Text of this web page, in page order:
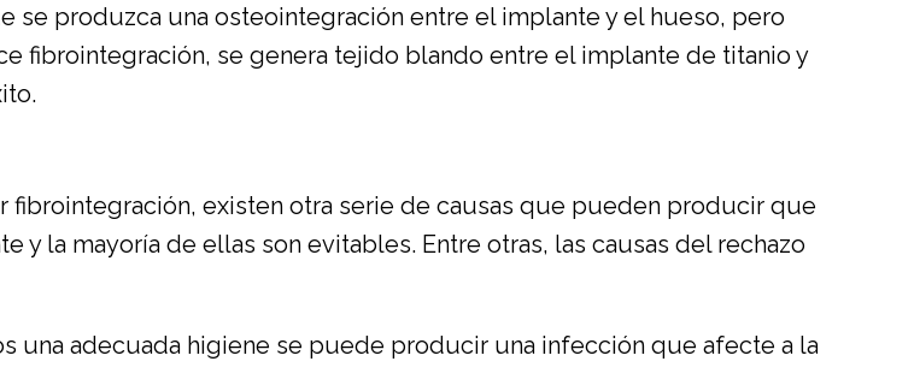
se produzca una osteointegración entre el implante y el hueso, pero
fibrointegración, se genera tejido blando entre el implante de titanio y
existen otra serie de causas que pueden producir que
la mayoría de ellas son evitables. Entre otras, las causas del rechazo
una adecuada higiene se puede producir una infección que afecte a la